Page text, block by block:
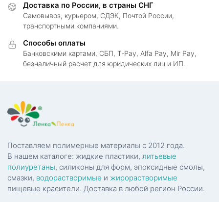
Доставка по России, в страны СНГ
Самовывоз, курьером, СДЭК, Почтой России,
транспортными компаниями.
Способы оплаты
Банковскими картами, СБП, T-Pay, Alfa Pay, Mir Pay,
безналичный расчет для юридических лиц и ИП.
Поставляем полимерные материалы с 2012 года.
В нашем каталоге: жидкие пластики, литьевые
полиуретаны, силиконы для форм, эпоксидные смолы,
смазки, водорастворимые и жирорастворимые
пищевые красители. Доставка в любой регион России.